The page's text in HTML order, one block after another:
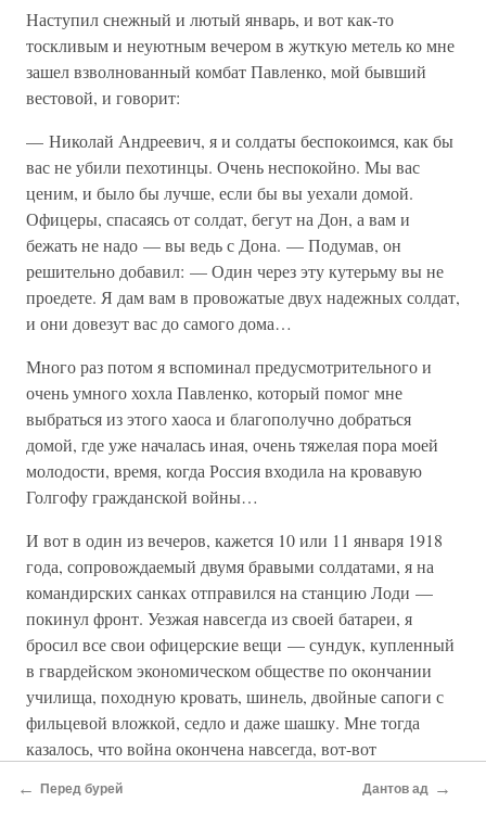
Наступил снежный и лютый январь, и вот как-то
тоскливым и неуютным вечером в жуткую метель ко мне
зашел взволнованный комбат Павленко, мой бывший
вестовой, и говорит:
— Николай Андреевич, я и солдаты беспокоимся, как бы
вас не убили пехотинцы. Очень неспокойно. Мы вас
ценим, и было бы лучше, если бы вы уехали домой.
Офицеры, спасаясь от солдат, бегут на Дон, а вам и
бежать не надо — вы ведь с Дона. — Подумав, он
решительно добавил: — Один через эту кутерьму вы не
проедете. Я дам вам в провожатые двух надежных солдат,
и они довезут вас до самого дома…
Много раз потом я вспоминал предусмотрительного и
очень умного хохла Павленко, который помог мне
выбраться из этого хаоса и благополучно добраться
домой, где уже началась иная, очень тяжелая пора моей
молодости, время, когда Россия входила на кровавую
Голгофу гражданской войны…
И вот в один из вечеров, кажется 10 или 11 января 1918
года, сопровождаемый двумя бравыми солдатами, я на
командирских санках отправился на станцию Лоди —
покинул фронт. Уезжая навсегда из своей батареи, я
бросил все свои офицерские вещи — сундук, купленный
в гвардейском экономическом обществе по окончании
училища, походную кровать, шинель, двойные сапоги с
фильцевой вложкой, седло и даже шашку. Мне тогда
казалось, что война окончена навсегда, вот-вот
аудиторию Военно-медицинской академии. Через всю
← Перед бурей Дантов ад →